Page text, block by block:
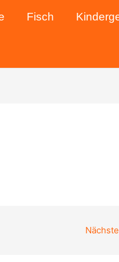
Fisch